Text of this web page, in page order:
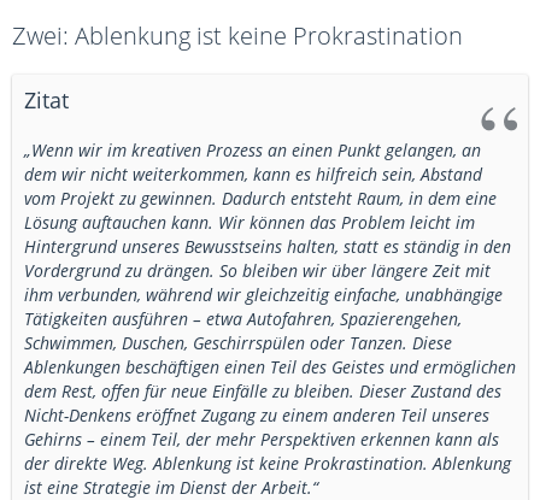
Zwei: Ablenkung ist keine Prokrastination
Zitat
„Wenn wir im kreativen Prozess an einen Punkt gelangen, an
dem wir nicht weiterkommen, kann es hilfreich sein, Abstand
vom Projekt zu gewinnen. Dadurch entsteht Raum, in dem eine
Lösung auftauchen kann. Wir können das Problem leicht im
Hintergrund unseres Bewusstseins halten, statt es ständig in den
Vordergrund zu drängen. So bleiben wir über längere Zeit mit
ihm verbunden, während wir gleichzeitig einfache, unabhängige
Tätigkeiten ausführen – etwa Autofahren, Spazierengehen,
Schwimmen, Duschen, Geschirrspülen oder Tanzen. Diese
Ablenkungen beschäftigen einen Teil des Geistes und ermöglichen
dem Rest, offen für neue Einfälle zu bleiben. Dieser Zustand des
Nicht-Denkens eröffnet Zugang zu einem anderen Teil unseres
Gehirns – einem Teil, der mehr Perspektiven erkennen kann als
der direkte Weg. Ablenkung ist keine Prokrastination. Ablenkung
ist eine Strategie im Dienst der Arbeit.“